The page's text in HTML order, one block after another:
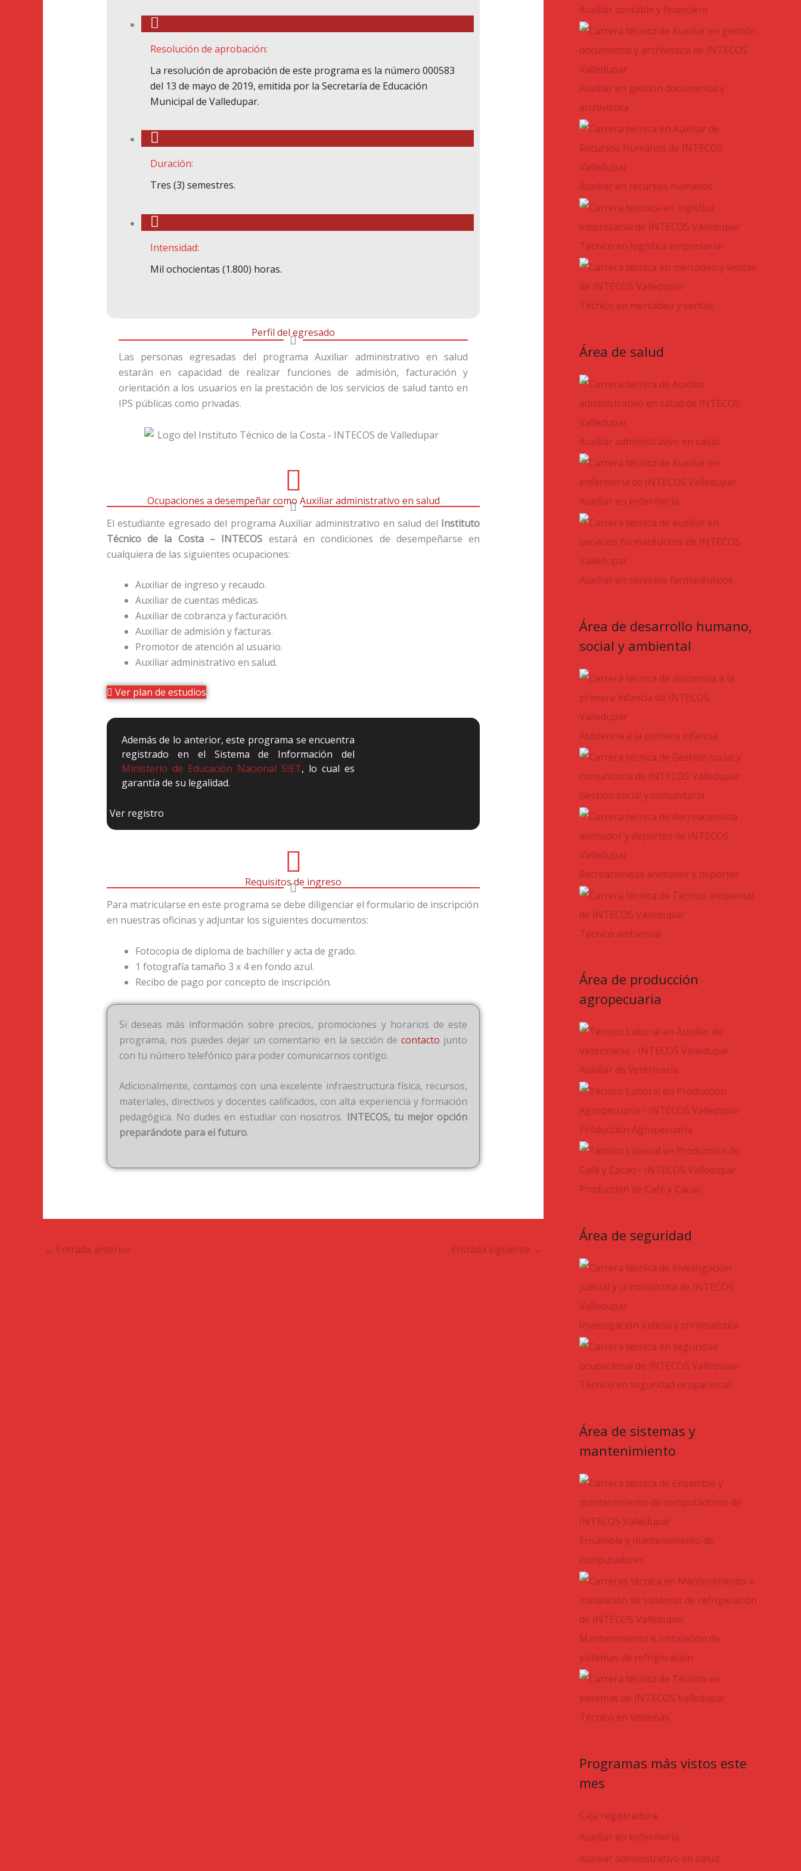
Resolución de aprobación:
La resolución de aprobación de este programa es la número 000583
del 13 de mayo de 2019, emitida por la Secretaría de Educación
Municipal de Valledupar.
Duración:
Tres (3) semestres.
Intensidad:
Mil ochocientas (1.800) horas.
Perfil del egresado
Las personas egresadas del programa​ Auxiliar administrativo en salud
estarán en capacidad de realizar funciones de admisión, facturación y
orientación a los usuarios en la prestación de los servicios de salud tanto en
IPS públicas como privadas.
Ocupaciones a desempeñar como Auxiliar administrativo en salud
El estudiante egresado del programa Auxiliar administrativo en salud del Instituto
Técnico de la Costa – INTECOS estará en condiciones de desempeñarse en
cualquiera de las siguientes ocupaciones:
Auxiliar de ingreso y recaudo.
Auxiliar de cuentas médicas.
Auxiliar de cobranza y facturación.
Auxiliar de admisión y facturas.
Promotor de atención al usuario.
Auxiliar administrativo en salud.
Ver plan de estudios
Además de lo anterior, este programa se encuentra
registrado en el Sistema de Información del
Ministerio de Educación Nacional SIET, lo cual es
garantía de su legalidad.
Ver registro
Requisitos de ingreso
Para matricularse en este programa se debe diligenciar el formulario de inscripción
en nuestras oficinas y adjuntar los siguientes documentos:
Fotocopia de diploma de bachiller y acta de grado.
1 fotografía tamaño 3 x 4 en fondo azul.
Recibo de pago por concepto de inscripción.
Si deseas más información sobre precios, promociones y horarios de este
programa, nos puedes dejar un comentario en la sección decontacto junto
con tu número telefónico para poder comunicarnos contigo.
Adicionalmente, contamos con una excelente infraestructura física, recursos,
materiales, directivos y docentes calificados, con alta experiencia y formación
pedagógica. No dudes en estudiar con nosotros. INTECOS, tu mejor opción
preparándote para el futuro.
← Entrada anterior Entrada siguiente →
Auxiliar contable y financiero
Auxiliar en gestión documental y
archivística
Auxiliar en recursos humanos
Técnico en logística empresarial
Técnico en mercadeo y ventas
Área de salud
Auxiliar administrativo en salud
Auxiliar en enfermería
Auxiliar en servicios farmacéuticos
Área de desarrollo humano,
social y ambiental
Asistencia a la primera infancia
Gestión social y comunitaria
Recreacionista animador y deportes
Técnico ambiental
Área de producción
agropecuaria
Auxiliar de Veterinaria
Producción Agropecuaria
Producción de Café y Cacao
Área de seguridad
Investigación judicial y criminalística
Técnico en seguridad ocupacional
Área de sistemas y
mantenimiento
Ensamble y mantenimiento de
computadores
Mantenimiento e instalación de
sistemas de refrigeración
Técnico en sistemas
Programas más vistos este
mes
Caja registradora
Auxiliar en enfermería
Auxiliar administrativo en salud